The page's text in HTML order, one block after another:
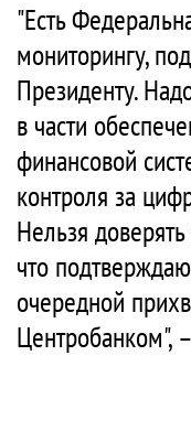
"Есть
мониторингу,
Президенту.
в части
финансовой
контроля за
Нельзя
что
очередной
Центробанком",